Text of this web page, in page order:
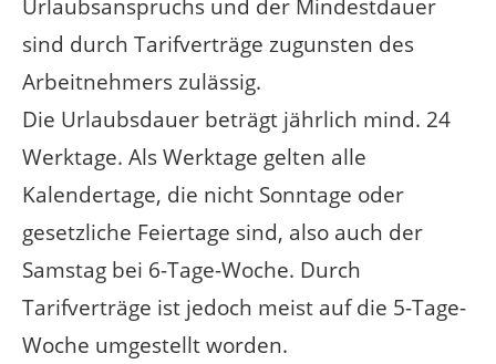
Urlaubsanspruchs und der Mindestdauer
sind durch Tarifverträge zugunsten des
Arbeitnehmers zulässig.
Die Urlaubsdauer beträgt jährlich mind. 24
Werktage. Als Werktage gelten alle
Kalendertage, die nicht Sonntage oder
gesetzliche Feiertage sind, also auch der
Samstag bei 6-Tage-Woche. Durch
Tarifverträge ist jedoch meist auf die 5-Tage-
Woche umgestellt worden.